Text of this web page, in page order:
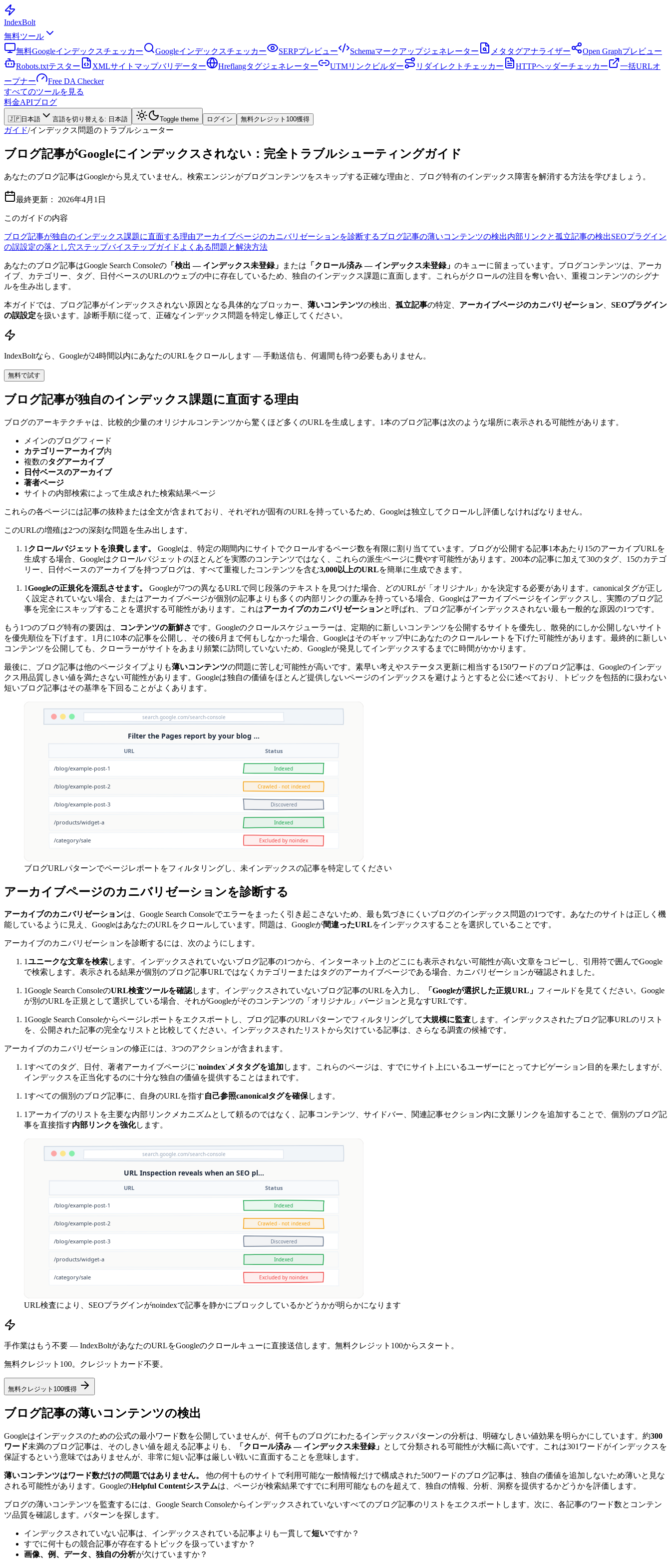
IndexBolt
無料ツール
無料Googleインデックスチェッカー
Googleインデックスチェッカー SERPプレビュー Schemaマークアップジェネレーター メタタグアナライザー
Open Graphプレビュー
Robots.txtテスター
XMLサイトマップバリデーター Hreflangタグジェネレーター UTMリンクビルダー リダイレクトチェッカー HTTPヘッダーチェッカー
一括URLオ
ープナー
Free DA Checker
すべてのツールを見る
料金APIブログ
🇯🇵日本語 言語を切り替える: 日本語 Toggle theme ログイン 無料クレジット100獲得
ガイド/インデックス問題のトラブルシューター
ブログ記事がGoogleにインデックスされない：完全トラブルシューティングガイド
あなたのブログ記事はGoogleから見えていません。検索エンジンがブログコンテンツをスキップする正確な理由と、ブログ特有のインデックス障害を解消する方法を学びましょう。
最終更新： 2026年4月1日
このガイドの内容
ブログ記事が独自のインデックス課題に直面する理由アーカイブページのカニバリゼーションを診断するブログ記事の薄いコンテンツの検出内部リンクと孤立記事の検出SEOプラグイン
の誤設定の落とし穴ステップバイステップガイド よくある問題と解決方法
あなたのブログ記事はGoogle Search Consoleの 「検出 — インデックス未登録」 または 「クロール済み — インデックス未登録」 のキューに留まっています。ブログコンテンツは、アーカ
イブ、カテゴリー、タグ、日付ベースのURLのウェブの中に存在しているため、独自のインデックス課題に直面します。これらがクロールの注目を奪い合い、重複コンテンツのシグナ
ルを生み出します。
本ガイドでは、ブログ記事がインデックスされない原因となる具体的なブロッカー、 薄いコンテンツの検出、 孤立記事の特定、 アーカイブページのカニバリゼーション
SEOプラグイン
の誤設定を扱います。診断手順に従って、正確なインデックス問題を特定し修正してください。
IndexBoltなら、Googleが24時間以内にあなたのURLをクロールします — 手動送信も、何週間も待つ必要もありません。
無料で試す
ブログ記事が独自のインデックス課題に直面する理由
ブログのアーキテクチャは、比較的少量のオリジナルコンテンツから驚くほど多くのURLを生成します。1本のブログ記事は次のような場所に表示される可能性があります。
メインのブログフィード
カテゴリーアーカイブ内
複数のタグアーカイブ
日付ベースのアーカイブ
著者ページ
サイトの内部検索によって生成された検索結果ページ
これらの各ページには記事の抜粋または全文が含まれており、それぞれが固有のURLを持っているため、Googleは独立してクロールし評価しなければなりません。
このURLの増殖は2つの深刻な問題を生み出します。
1 クロールバジェットを浪費します。
Googleは、特定の期間内にサイトでクロールするページ数を有限に割り当てています。ブログが公開する記事1本あたり15のアーカイブURLを
生成する場合、Googleはクロールバジェットのほとんどを実際のコンテンツではなく、これらの派生ページに費やす可能性があります。200本の記事に加えて30のタグ、15のカテゴ
リー、日付ベースのアーカイブを持つブログは、すべて重複したコンテンツを含む3,000以上のURLを簡単に生成できます。
1Googleの正規化を混乱させます。
Googleが7つの異なるURLで同じ段落のテキストを見つけた場合、どのURLが「オリジナル」かを決定する必要があります。canonicalタグが正し
く設定されていない場合、またはアーカイブページが個別の記事よりも多くの内部リンクの重みを持っている場合、Googleはアーカイブページをインデックスし、実際のブログ記
事を完全にスキップすることを選択する可能性があります。これはアーカイブのカニバリゼーションと呼ばれ、ブログ記事がインデックスされない最も一般的な原因の1つです。
もう1つのブログ特有の要因は、 コンテンツの新鮮さです。Googleのクロールスケジューラーは、定期的に新しいコンテンツを公開するサイトを優先し、散発的にしか公開しないサイト
を優先順位を下げます。1月に10本の記事を公開し、その後6月まで何もしなかった場合、Googleはそのギャップ中にあなたのクロールレートを下げた可能性があります。最終的に新しい
コンテンツを公開しても、クローラーがサイトをあまり頻繁に訪問していないため、Googleが発見してインデックスするまでに時間がかかります。
最後に、ブログ記事は他のページタイプよりも薄いコンテンツの問題に苦しむ可能性が高いです。素早い考えやステータス更新に相当する150ワードのブログ記事は、Googleのインデッ
クス用品質しきい値を満たさない可能性があります。Googleは独自の価値をほとんど提供しないページのインデックスを避けようとすると公に述べており、トピックを包括的に扱わない
短いブログ記事はその基準を下回ることがよくあります。
ブログURLパターンでページレポートをフィルタリングし、未インデックスの記事を特定してください
アーカイブページのカニバリゼーションを診断する
アーカイブのカニバリゼーションは、Google Search Consoleでエラーをまったく引き起こさないため、最も気づきにくいブログのインデックス問題の1つです。あなたのサイトは正しく機
能しているように見え、GoogleはあなたのURLをクロールしています。問題は、Googleが間違ったURLをインデックスすることを選択していることです。
アーカイブのカニバリゼーションを診断するには、次のようにします。
1ユニークな文章を検索します。インデックスされていないブログ記事の1つから、インターネット上のどこにも表示されない可能性が高い文章をコピーし、引用符で囲んでGoogle
で検索します。表示される結果が個別のブログ記事URLではなくカテゴリーまたはタグのアーカイブページである場合、カニバリゼーションが確認されました。
1Google Search ConsoleのURL検査ツールを確認します。インデックスされていないブログ記事のURLを入力し、 「Googleが選択した正規URL」 フィールドを見てください。Google
が別のURLを正規として選択している場合、それがGoogleがそのコンテンツの「オリジナル」バージョンと見なすURLです。
1Google Search Consoleからページレポートをエクスポートし、ブログ記事のURLパターンでフィルタリングして大規模に監査します。インデックスされたブログ記事URLのリスト
を、公開された記事の完全なリストと比較してください。インデックスされたリストから欠けている記事は、さらなる調査の候補です。
アーカイブのカニバリゼーションの修正には、3つのアクションが含まれます。
1すべてのタグ、日付、著者アーカイブページに`noindex`メタタグを追加 します。これらのページは、すでにサイト上にいるユーザーにとってナビゲーション目的を果たしますが、
インデックスを正当化するのに十分な独自の価値を提供することはまれです。
1すべての個別のブログ記事に、自身のURLを指す自己参照canonicalタグを確保します。
1アーカイブのリストを主要な内部リンクメカニズムとして頼るのではなく、記事コンテンツ、サイドバー、関連記事セクション内に文脈リンクを追加することで、個別のブログ記
事を直接指す内部リンクを強化します。
URL検査により、SEOプラグインがnoindexで記事を静かにブロックしているかどうかが明らかになります
手作業はもう不要 — IndexBoltがあなたのURLをGoogleのクロールキューに直接送信します。無料クレジット100からスタート。
無料クレジット100。クレジットカード不要。
無料クレジット100獲得
ブログ記事の薄いコンテンツの検出
Googleはインデックスのための公式の最小ワード数を公開していませんが、何千ものブログにわたるインデックスパターンの分析は、明確なしきい値効果を明らかにしています。約300
ワード未満のブログ記事は、そのしきい値を超える記事よりも、 「クロール済み — インデックス未登録」 として分類される可能性が大幅に高いです。これは301ワードがインデックスを
保証するという意味ではありませんが、非常に短い記事は厳しい戦いに直面することを意味します。
薄いコンテンツはワード数だけの問題ではありません。
他の何十ものサイトで利用可能な一般情報だけで構成された500ワードのブログ記事は、独自の価値を追加しないため薄いと見な
される可能性があります。GoogleのHelpful Contentシステムは、ページが検索結果ですでに利用可能なものを超えて、独自の情報、分析、洞察を提供するかどうかを評価します。
ブログの薄いコンテンツを監査するには、Google Search Consoleからインデックスされていないすべてのブログ記事のリストをエクスポートします。次に、各記事のワード数とコンテン
ツ品質を確認します。パターンを探します。
インデックスされていない記事は、インデックスされている記事よりも一貫して短いですか？
すでに何十もの競合記事が存在するトピックを扱っていますか？
画像、例、データ、独自の分析が欠けていますか？